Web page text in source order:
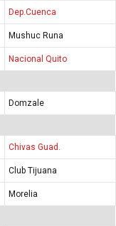
Dep.Cuenca
Mushuc Runa
Nacional Quito
Domzale
Chivas Guad.
Club Tijuana
Morelia